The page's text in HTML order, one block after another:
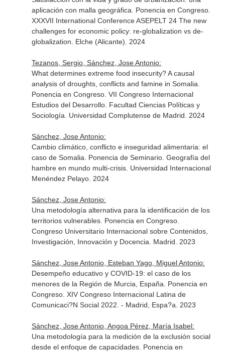
aplicación con malla geográfica. Ponencia en Congreso.
XXXVII International Conference ASEPELT 24 The new
challenges for economic policy: re-globalization vs de-
globalization. Elche (Alicante). 2024
Tezanos, Sergio, Sánchez, Jose Antonio:
What determines extreme food insecurity? A causal
analysis of droughts, conflicts and famine in Somalia.
Ponencia en Congreso. VII Congreso Internacional
Estudios del Desarrollo. Facultad Ciencias Políticas y
Sociología. Universidad Complutense de Madrid. 2024
Sánchez, Jose Antonio:
Cambio climático, conflicto e inseguridad alimentaria: el
caso de Somalia. Ponencia de Seminario. Geografía del
hambre en mundo multi-crisis. Universidad Internacional
Menéndez Pelayo. 2024
Sánchez, Jose Antonio:
Una metodología alternativa para la identificación de los
territorios vulnerables. Ponencia en Congreso.
Congreso Universitario Internacional sobre Contenidos,
Investigación, Innovación y Docencia. Madrid. 2023
Sánchez, Jose Antonio, Esteban Yago, Miguel Antonio:
Desempeño educativo y COVID-19: el caso de los
menores de la Región de Murcia, España. Ponencia en
Congreso. XIV Congreso Internacional Latina de
Comunicaci?N Social 2022. - Madrid, Espa?a. 2023
Sánchez, Jose Antonio, Angoa Pérez, María Isabel:
Una metodología para la medición de la exclusión social
desde el enfoque de capacidades. Ponencia en